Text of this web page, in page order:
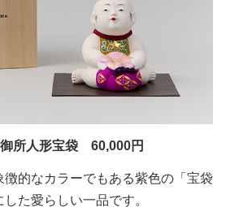
所人形宝袋 60,000円
的なカラーでもある紫色の「宝袋
した愛らしい一品です。